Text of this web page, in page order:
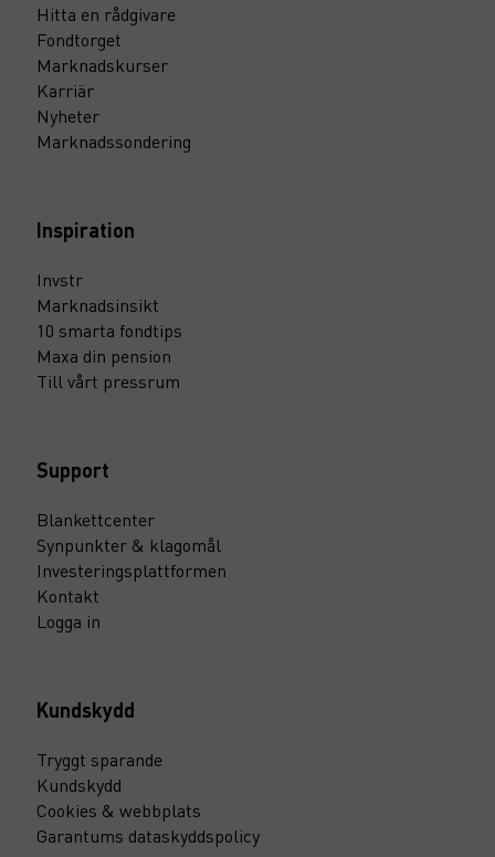
Hitta en rådgivare
Fondtorget
Marknadskurser
Karriär
Nyheter
Marknadssondering
Inspiration
Invstr
Marknadsinsikt
10 smarta fondtips
Maxa din pension
Till vårt pressrum
Support
Blankettcenter
Synpunkter & klagomål
Investeringsplattformen
Kontakt
Logga in
Kundskydd
Tryggt sparande
Kundskydd
Cookies & webbplats
Garantums dataskyddspolicy